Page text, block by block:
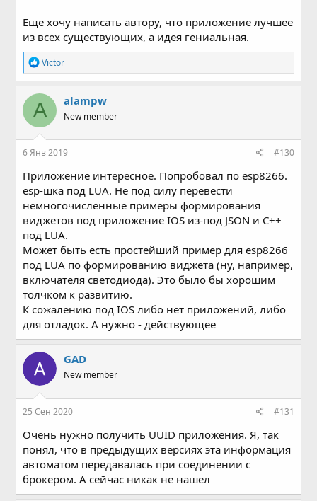
Еще хочу написать автору, что приложение лучшее
из всех существующих, а идея гениальная.
Р
е
а
к
ц
и
и
:
Victor
A alampw
New member
6 Янв 2019 #130
Приложение интересное. Попробовал по esp8266.
esp-шка под LUA. Не под силу перевести
немногочисленные примеры формирования
виджетов под приложение IOS из-под JSON и С++
под LUA.
Может быть есть простейший пример для esp8266
под LUA по формированию виджета (ну, например,
включателя светодиода). Это было бы хорошим
толчком к развитию.
К сожалению под IOS либо нет приложений, либо
для отладок. А нужно - действующее
GAD
New member
25 Сен 2020 #131
Очень нужно получить UUID приложения. Я, так
понял, что в предыдущих версиях эта информация
автоматом передавалась при соединении с
брокером. А сейчас никак не нашел